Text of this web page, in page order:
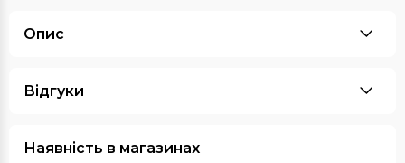
Опис
Відгуки
Наявність в магазинах